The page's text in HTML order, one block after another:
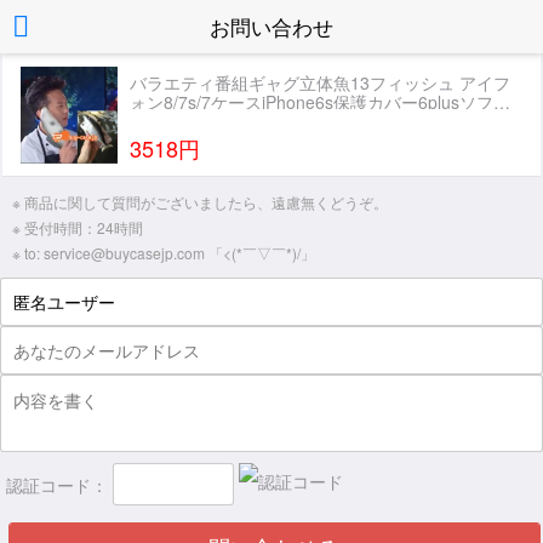
お問い合わせ
バラエティ番組ギャグ立体魚13フィッシュ アイフ
ォン8/7s/7ケースiPhone6s保護カバー6plusソフト
しゃれファッション
3518円
※ 商品に関して質問がございましたら、遠慮無くどうぞ。
※ 受付時間：24時間
※ to: service@buycasejp.com 「<(*￣▽￣*)/」
認証コード：